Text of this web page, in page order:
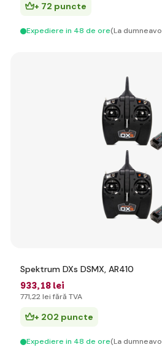
+ 72 puncte
Expediere in 48 de ore(La
Spektrum DXs DSMX, AR410
933,18 lei
771,22 lei fără TVA
+ 202 puncte
Expediere in 48 de ore(La